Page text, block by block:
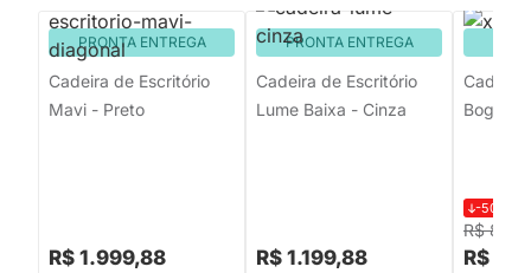
PRONTA ENTREGA
Cadeira de Escritório
Mavi - Preto
R$ 1.999,88
PRONTA ENTREGA
Cadeira de Escritório
Lume Baixa - Cinza
R$ 1.199,88
Cadeira
Bogotá
R$
-50%
R$